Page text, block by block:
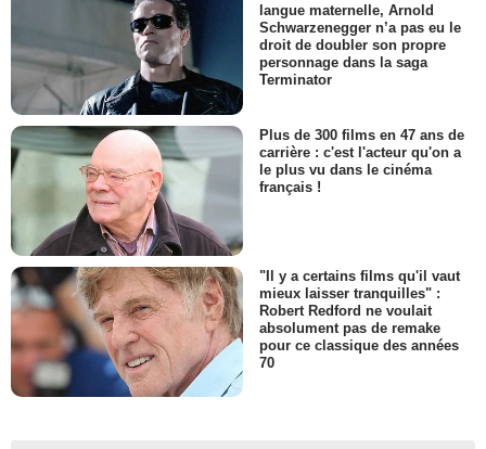
langue maternelle, Arnold
Schwarzenegger n’a pas eu le
droit de doubler son propre
personnage dans la saga
Terminator
Plus de 300 films en 47 ans de
carrière : c'est l'acteur qu'on a
le plus vu dans le cinéma
français !
"Il y a certains films qu'il vaut
mieux laisser tranquilles" :
Robert Redford ne voulait
absolument pas de remake
pour ce classique des années
70